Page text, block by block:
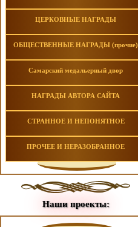
ЦЕРКОВНЫЕ НАГРАДЫ
ОБЩЕСТВЕННЫЕ НАГРАДЫ (прочие)
Самарский медальерный двор
НАГРАДЫ АВТОРА САЙТА
СТРАННОЕ И НЕПОНЯТНОЕ
ПРОЧЕЕ И НЕРАЗОБРАННОЕ
Наши проекты: